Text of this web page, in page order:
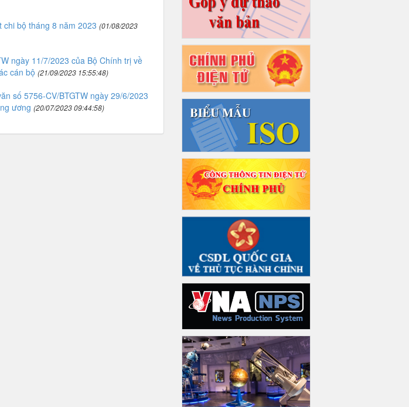
bộ tháng 8 năm 2023 (01/08/2023
ngày 11/7/2023 của Bộ Chính trị về
cán bộ (21/09/2023 15:55:48)
số 5756-CV/BTGTW ngày 29/6/2023
ương (20/07/2023 09:44:58)